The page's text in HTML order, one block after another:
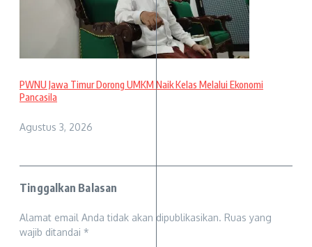
PWNU Jawa Timur Dorong UMKM Naik Kelas Melalui Ekonomi
Pancasila
Agustus 3, 2026
Tinggalkan Balasan
Alamat email Anda tidak akan dipublikasikan. Ruas yang
wajib ditandai *